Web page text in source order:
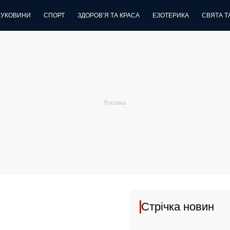
СПОРТ ЗДОРОВ’Я ТА КРАСА ЕЗОТЕРИКА СВЯТА
Стрічка новин